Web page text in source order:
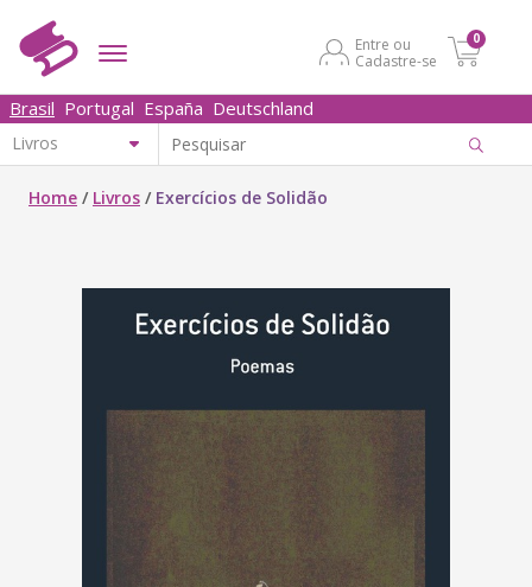
Entre ou
Cadastre-se
0
Brasil Portugal España Deutschland
Home / Livros / Exercícios de Solidão